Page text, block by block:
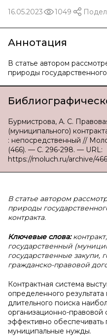
16.05.2023 1049
Аннотация
В статье автором
природы
Бурмистрова, А. С.
(муниципального)
: непосредственный //
(466). — С. 296-298. — URL:
https://moluch.ru/archive/
В статье автором
природы
контракта.
Ключевые слова:контракт,
государственный
государственные закупи,
гражданско-правовой
Контрактная система
определенного
длительного поиска
организационно-правовой
эффективно обеспечивать
муниципальные нужды.